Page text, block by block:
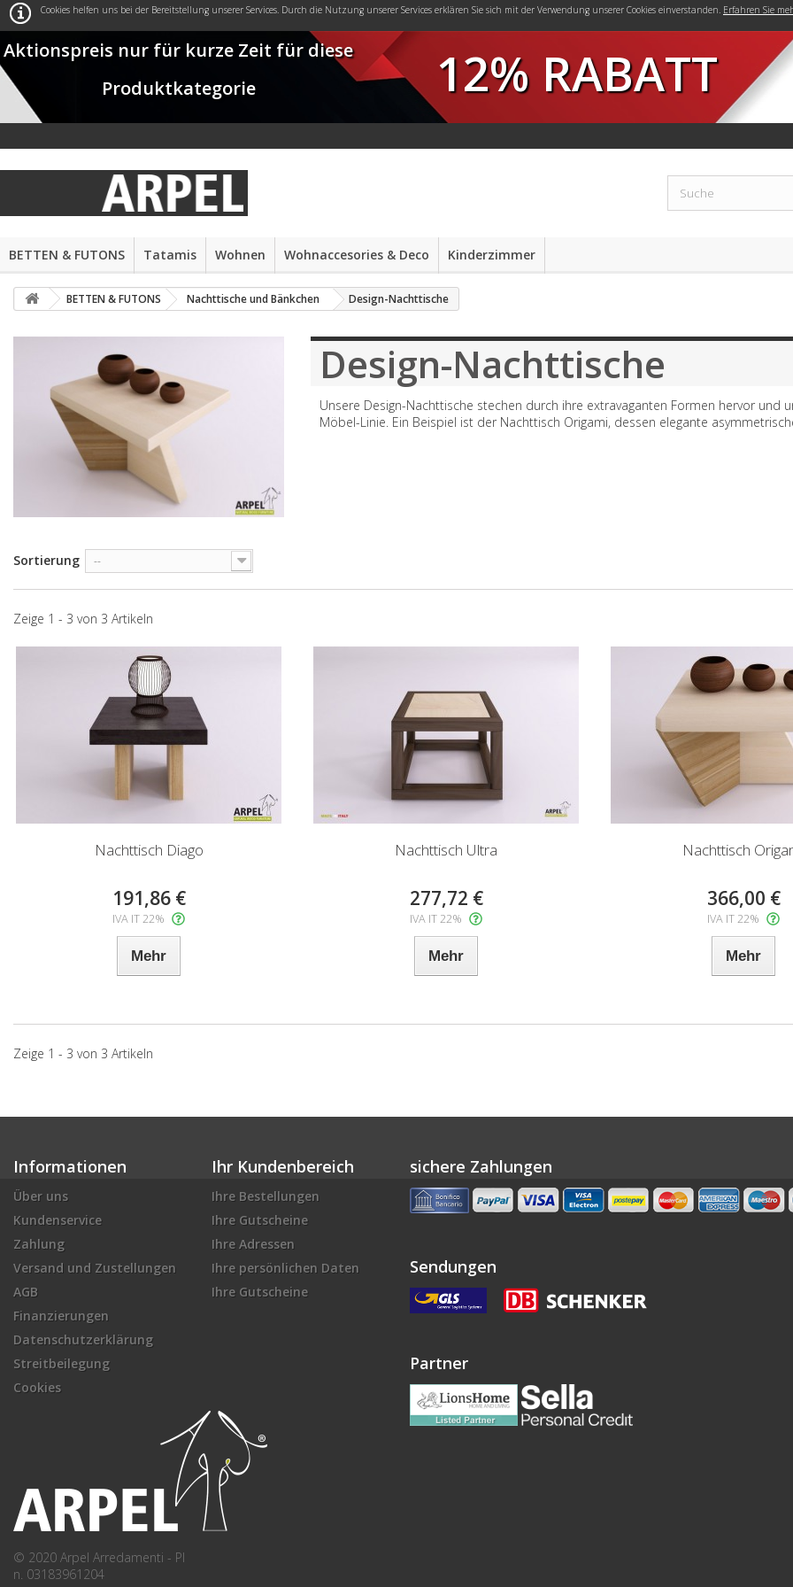
Aktionspreis nur für kurze Zeit für diese
Produktkategorie
12% RABATT
Cookies helfen uns bei der Bereitstellung unserer Services. Durch die Nutzung unserer Services erklären Sie sich mit der Verwendung unserer Cookies einverstanden. Erfahren Sie
BETTEN & FUTONS Tatamis Wohnen Wohnaccesories & Deco Kinderzimmer
BETTEN & FUTONS Nachttische und Bänkchen Design-Nachttische
Design-Nachttische
Unsere Design-Nachttische stechen durch ihre extravaganten Formen hervor
Möbel-Linie. Ein Beispiel ist der Nachttisch Origami, dessen elegante
Sortierung --
Zeige 1 - 3 von 3 Artikeln
Nachttisch Diago
191,86 €
IVA IT 22%
Mehr
Nachttisch Ultra
277,72 €
IVA IT 22%
Mehr
Nachttisch
366,00 €
IVA IT 22%
Mehr
Zeige 1 - 3 von 3 Artikeln
Informationen
Über uns
Kundenservice
Zahlung
Versand und Zustellungen
AGB
Finanzierungen
Datenschutzerklärung
Streitbeilegung
Cookies
© 2020 Arpel Arredamenti - PI
n. 03183961204
Ihr Kundenbereich
Ihre Bestellungen
Ihre Gutscheine
Ihre Adressen
Ihre persönlichen Daten
Ihre Gutscheine
sichere Zahlungen
Sendungen
Partner